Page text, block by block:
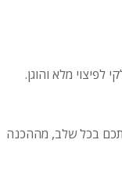
לפיצוי מלא והוגן.
אתכם בכל שלב, מההכנה